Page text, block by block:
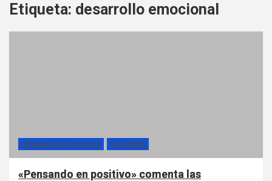
Etiqueta: desarrollo emocional
PENSANDO EN POSITIVO SECCIONES
«Pensando en positivo» comenta las